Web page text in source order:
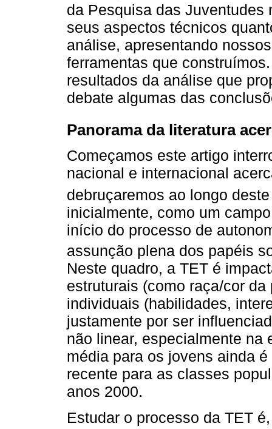
da Pesquisa das Juventudes
seus aspectos técnicos
análise, apresentando
ferramentas que
resultados da análise que
debate algumas das
Panorama da literatura
Começamos este artigo
nacional e internacional
debruçaremos ao longo
inicialmente, como um
início do processo de
assunção plena dos papéis
Neste quadro, a TET é
estruturais (como raça/cor
individuais (habilidades,
justamente por ser
não linear, especialmente na
média para os jovens ainda
recente para as classes
anos 2000.
Estudar o processo da TET